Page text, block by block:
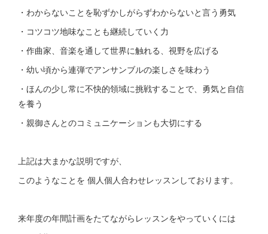
・わからないことを恥ずかしがらずわからないと言う勇気
・コツコツ地味なことも継続していく力
・作曲家、音楽を通して世界に触れる、視野を広げる
・幼い頃から連弾でアンサンブルの楽しさを味わう
・ほんの少し常に不快的領域に挑戦することで、勇気と自信
を養う
・親御さんとのコミュニケーションも大切にする
上記は大まかな説明ですが、
このようなことを 個人個人合わせレッスンしております。
来年度の年間計画をたてながらレッスンをやっていくには